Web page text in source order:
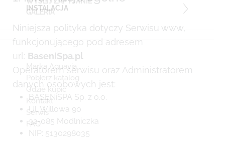
GALERIA
Marka Aquavia
Gdzie kupić
Kontakt
Serwis
FAQ
INSTALACJA
Niniejsza polityka dotyczy Serwisu www,
funkcjonującego pod adresem
url: BaseniSpa.pl
Operatorem serwisu oraz Administratorem
danych osobowych jest:
BASENiSPA Sp. z o.o.
Ul. Willowa 90
32-085 Modlniczka
NIP: 5130298035